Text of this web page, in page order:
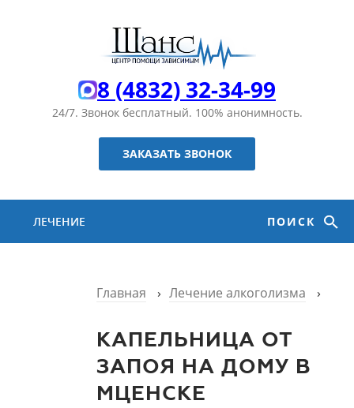
8 (4832) 32-34-99
24/7. Звонок бесплатный. 100% анонимность.
ЗАКАЗАТЬ ЗВОНОК
ЛЕЧЕНИЕ
АЛКОГОЛИЗМА
ПОИСК
Главная › Лечение алкоголизма ›
КАПЕЛЬНИЦА ОТ
ЗАПОЯ НА ДОМУ В
МЦЕНСКЕ